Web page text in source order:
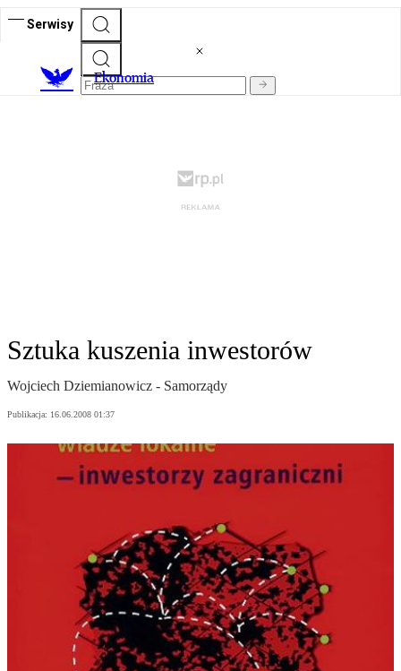
Serwisy
Ekonomia
Sztuka kuszenia inwestorów
Wojciech Dziemianowicz - Samorządy
Publikacja: 16.06.2008 01:37